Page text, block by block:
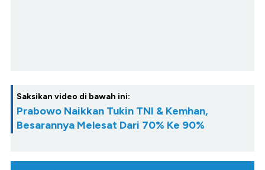
Saksikan video di bawah ini:
Prabowo Naikkan Tukin TNI & Kemhan,
Besarannya Melesat Dari 70% Ke 90%